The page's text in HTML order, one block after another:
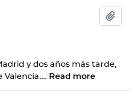
y dos años más tarde,
Valencia.… Read more